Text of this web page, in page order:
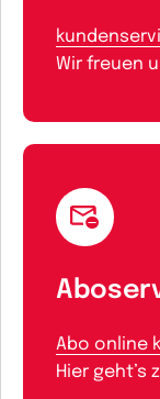
Wir freuen
Abo online
Hier geht’s